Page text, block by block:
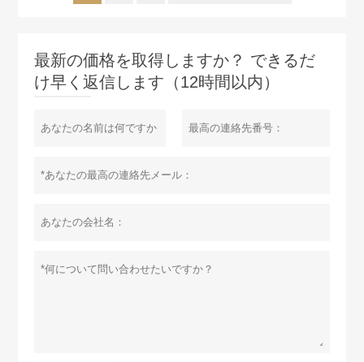
最新の価格を取得しますか？ できるだ
け早く返信します（12時間以内）